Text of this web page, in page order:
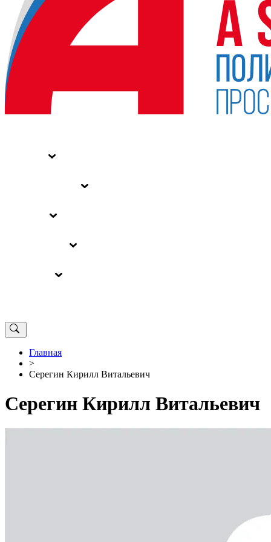
Главная
>
Серегин Кирилл Витальевич
Серегин Кирилл Витальевич